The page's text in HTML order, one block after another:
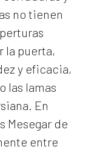
no tienen
la puerta,
y eficacia,
las lamas
En
Mesegar de
entre